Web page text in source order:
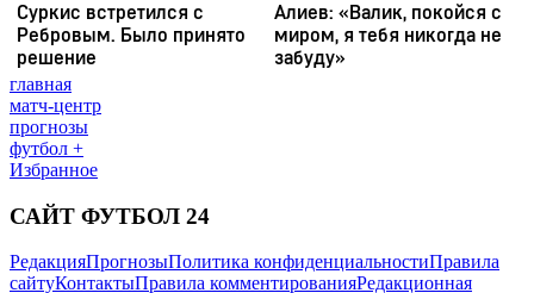
главная
матч-центр
прогнозы
футбол +
Избранное
САЙТ ФУТБОЛ 24
РедакцияПрогнозыПолитика конфиденциальностиПравила
сайтуКонтактыПравила комментированияРедакционная